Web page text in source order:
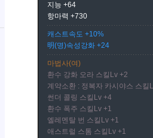
지능 +64
항마력 +730
캐스트속도 +10%
明(명)속성강화 +24
마법사(여)
환수 강화 오라 스킬Lv +2
계약소환 : 정복자 카시야스 스킬
썬더 콜링 스킬Lv +4
환수 폭주 스킬Lv +1
엘레멘탈 번 스킬Lv +1
애스트럴 스톰 스킬Lv +1